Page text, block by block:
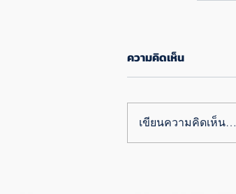
ความคิดเห็น
เขียนความคิดเห็น…